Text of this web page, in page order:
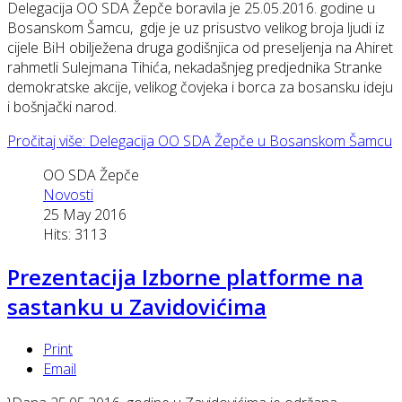
Delegacija OO SDA Žepče boravila je 25.05.2016. godine u
Bosanskom Šamcu, gdje je uz prisustvo velikog broja ljudi iz
cijele BiH obilježena druga godišnjica od preseljenja na Ahiret
rahmetli Sulejmana Tihića, nekadašnjeg predjednika Stranke
demokratske akcije, velikog čovjeka i borca za bosansku ideju
i bošnjački narod.
Pročitaj više: Delegacija OO SDA Žepče u Bosanskom Šamcu
OO SDA Žepče
Novosti
25 May 2016
Hits: 3113
Prezentacija Izborne platforme na
sastanku u Zavidovićima
Print
Email